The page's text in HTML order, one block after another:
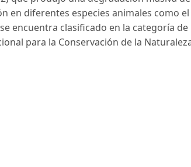
en diferentes especies animales como
encuentra clasificado en la categoría
para la Conservación de la